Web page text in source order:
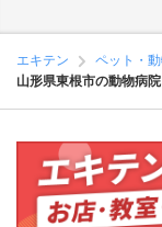
エキテン ペット・
山形県東根市の動物病院